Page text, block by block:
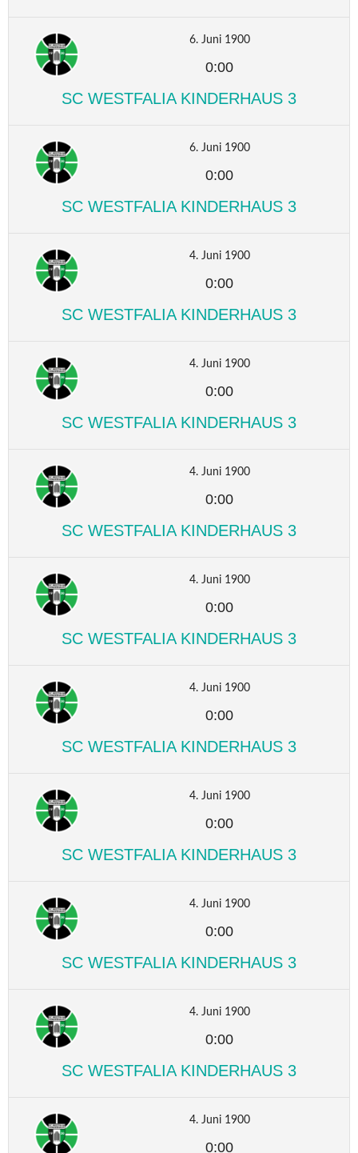
6. Juni 1900
0:00
SC WESTFALIA KINDERHAUS 3
6. Juni 1900
0:00
SC WESTFALIA KINDERHAUS 3
4. Juni 1900
0:00
SC WESTFALIA KINDERHAUS 3
4. Juni 1900
0:00
SC WESTFALIA KINDERHAUS 3
4. Juni 1900
0:00
SC WESTFALIA KINDERHAUS 3
4. Juni 1900
0:00
SC WESTFALIA KINDERHAUS 3
4. Juni 1900
0:00
SC WESTFALIA KINDERHAUS 3
4. Juni 1900
0:00
SC WESTFALIA KINDERHAUS 3
4. Juni 1900
0:00
SC WESTFALIA KINDERHAUS 3
4. Juni 1900
0:00
SC WESTFALIA KINDERHAUS 3
4. Juni 1900
0:00